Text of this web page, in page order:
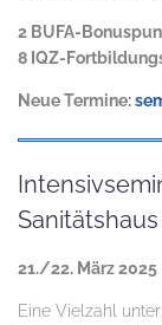
2 BUFA-
8 IQZ-
Neue Termine:
21./22. März 2025
Eine Vielzahl